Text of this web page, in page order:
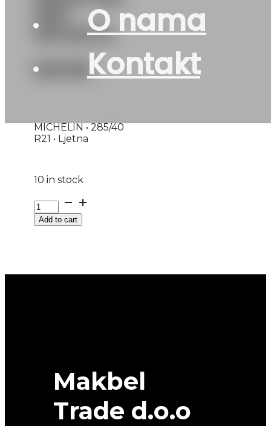
O nama
Kontakt
MICHELIN
649
MICHELIN • 285/40
R21 • Ljetna
10 in stock
285/40R21
4X4
PILOT-
Add to cart
Makbel
Trade d.o.o